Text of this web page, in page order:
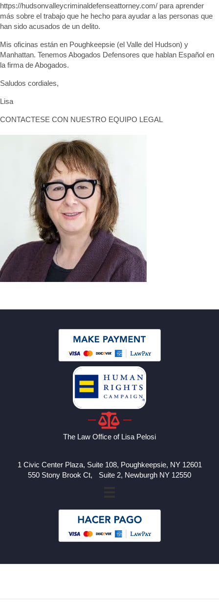
https://hudsonvalleycriminaldefenseattorney.com/ para aprender
más sobre el trabajo que he hecho para ayudar a las personas que
han sido acusados de un delito.
Mis oficinas están en Poughkeepsie (el Valle del Hudson) y
Manhattan. Tenemos Abogados Defensores que hablan Español en
la firma de Abogados.
Saludos cordiales,
Lisa
CONTACTESE CON NUESTRO EQUIPO LEGAL
The Law Office of Lisa Pelosi
1 Civic Center Plaza, Suite 108, Poughkeepsie, NY 12601
550 Stony Brook Ct, Suite 2, Newburgh NY 12550